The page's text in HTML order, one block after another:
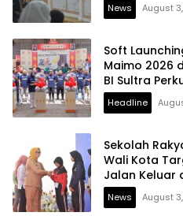
News August
Soft
Maimo 2026
BI Sultra
Digitalisasi
Headline
Sekolah
Wali Kota
Jalan Keluar
News August